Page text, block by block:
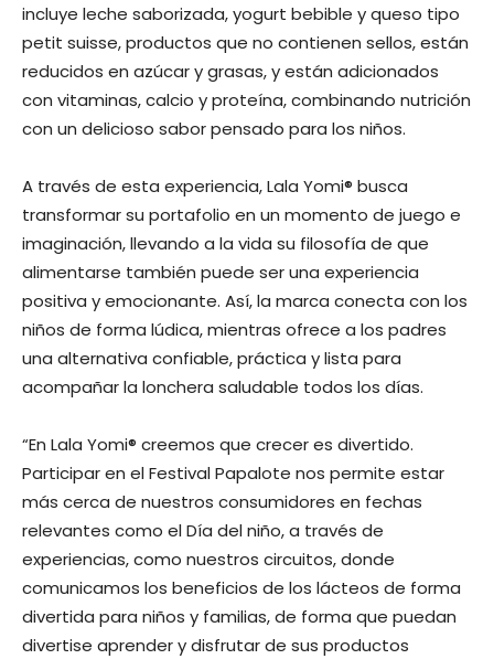
incluye leche saborizada, yogurt bebible y queso tipo
petit suisse, productos que no contienen sellos, están
reducidos en azúcar y grasas, y están adicionados
con vitaminas, calcio y proteína, combinando nutrición
con un delicioso sabor pensado para los niños.
A través de esta experiencia, Lala Yomi® busca
transformar su portafolio en un momento de juego e
imaginación, llevando a la vida su filosofía de que
alimentarse también puede ser una experiencia
positiva y emocionante. Así, la marca conecta con los
niños de forma lúdica, mientras ofrece a los padres
una alternativa confiable, práctica y lista para
acompañar la lonchera saludable todos los días.
“En Lala Yomi® creemos que crecer es divertido.
Participar en el Festival Papalote nos permite estar
más cerca de nuestros consumidores en fechas
relevantes como el Día del niño, a través de
experiencias, como nuestros circuitos, donde
comunicamos los beneficios de los lácteos de forma
divertida para niños y familias, de forma que puedan
divertise aprender y disfrutar de sus productos